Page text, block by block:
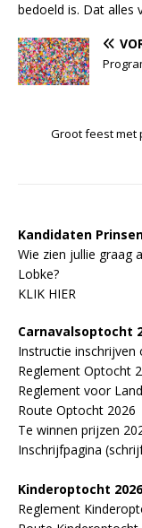
bedoeld is. Dat alles
Groot feest met
Kandidaten
Wie zien jullie graag
Lobke?
KLIK HIER
Carnavalsoptocht
Instructie inschrijven
Reglement Optocht
Reglement voor
Route Optocht 2026
Te winnen prijzen
Inschrijfpagina
Kinderoptocht 2026
Reglement